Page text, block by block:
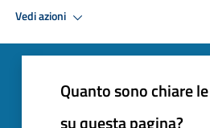
Vedi azioni
Quanto sono chiare
su questa pagina?